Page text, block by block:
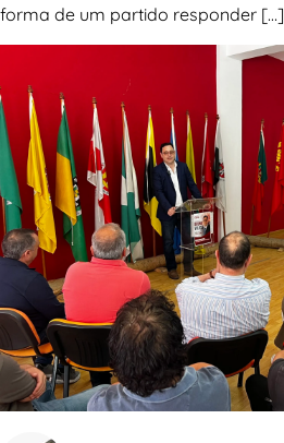
forma de um partido responder […]